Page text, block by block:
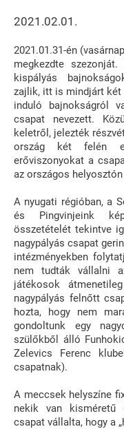
2021.02.01.
2021.01.31-én
megkezdte
kispályás
zajlik, itt is mindjárt
induló bajnokságról
csapat nevezett.
keletről, jelezték
ország két felén
erőviszonyokat a
az országos
A nyugati régióban, a
és Pingvinjeink
összetételét tekintve
nagypályás csapat
intézményekben
nem tudták vállalni
játékosok
nagypályás felnőtt
hozta, hogy nem
gondoltunk egy
szülőkből álló
Zelevics Ferenc
csapatnak).
A meccsek helyszíne
nekik van kisméretű
csapat vállalta, hogy a